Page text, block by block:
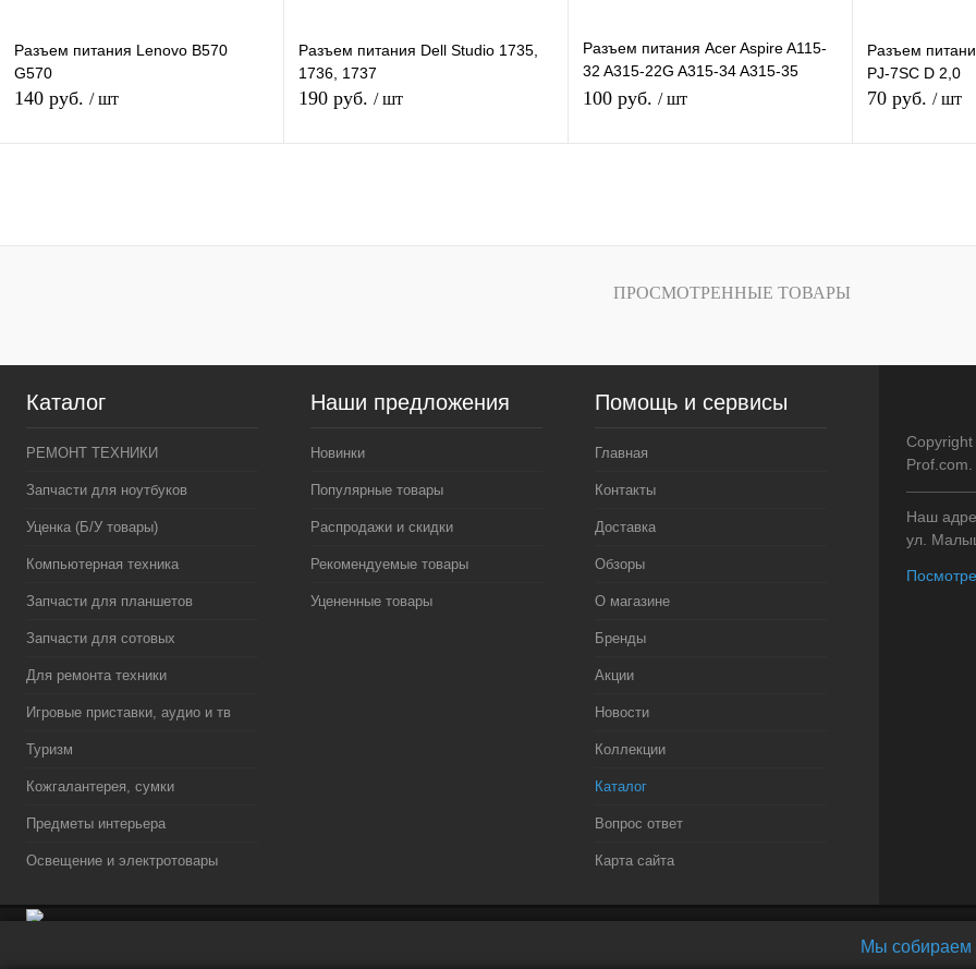
Разъем питания Lenovo B570
G570
140 руб. / шт
Разъем питания Dell Studio 1735,
1736, 1737
190 руб. / шт
Разъем питания Acer Aspire A115-
32 A315-22G A315-34 A315-35
A315-58 A317-33
100 руб. / шт
наличии
Разъем
PJ-7SC D 2,0
70 руб. / шт
ПРОСМОТРЕННЫЕ ТОВАРЫ
Каталог
РЕМОНТ ТЕХНИКИ
Запчасти для ноутбуков
Уценка (Б/У товары)
Компьютерная техника
Запчасти для планшетов
Запчасти для сотовых
Для ремонта техники
Игровые приставки, аудио и тв
Туризм
Кожгалантерея, сумки
Предметы интерьера
Освещение и электротовары
Наши предложения
Новинки
Популярные товары
Распродажи и скидки
Рекомендуемые товары
Уцененные товары
Помощь и сервисы
Главная
Контакты
Доставка
Обзоры
О магазине
Бренды
Акции
Новости
Коллекции
Каталог
Вопрос ответ
Карта сайта
Наш
ул.
Мы собираем